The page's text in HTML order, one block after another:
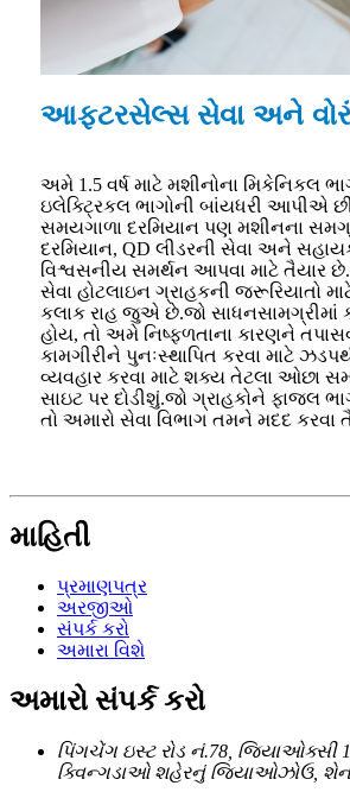
આફ્ટરસેલ્સ સેવા અને
અમે 1.5 વર્ષ માટે મશીનોના મિકેનિકલ
ઇલેક્ટ્રિકલ ભાગોની બાંયધરી આપીએ
સમયગાળા દરમિયાન પણ મશીનના
દરમિયાન, QD લીડરની સેવા અને
વિશ્વસનીય સમર્થન આપવા માટે તૈયાર
સેવા હોટલાઇન ગ્રાહકની જરૂરિયાતો
કલાક રાહ જુએ છે.જો સાધનસામગ્રીમાં
હોય, તો અમે નિષ્ફળતાના કારણને
કામગીરીને પુનઃસ્થાપિત કરવા માટે
વ્યવહાર કરવા માટે શક્ય તેટલા ઓછા
સાઇટ પર દોડીશું.જો ગ્રાહકોને ફાજલ
તો અમારો સેવા વિભાગ તમને મદદ કરવા
માહિતી
પ્રમાણપત્ર
અરજીઓ
સંપર્ક કરો
અમારા વિશે
અમારો સંપર્ક કરો
પિંગચેંગ ઇસ્ટ રોડ નં.78, જિયાઓક્સી 1
ક્વિન્ગડાઓ શહેરનું જિયાઓઝોઉ,